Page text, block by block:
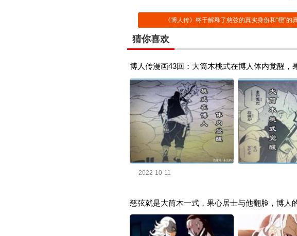
《博人传》终于解释了慈弦的真实身份和“楔”的
猜你喜欢
博人传漫画43回：大筒木桃式在博人体内觉醒，
2022-10-11
慈弦就是大筒木一式，果心居士与他翻脸，博人